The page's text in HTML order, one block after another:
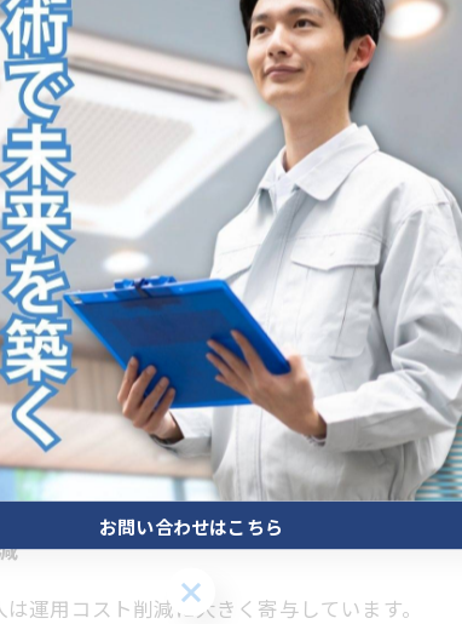
上に大きく貢献しています。
じてコンプレッサーの回転数を細かく調整で
働状況をリアルタイムで把握可能にし、故障
待されます。
進み、温室効果ガス排出削減に寄与していま
役割を担っています。空調工事業者や設備更
運用コスト削減に大きく寄与しています。
お問い合わせはこちら
お問い合わせはこちら